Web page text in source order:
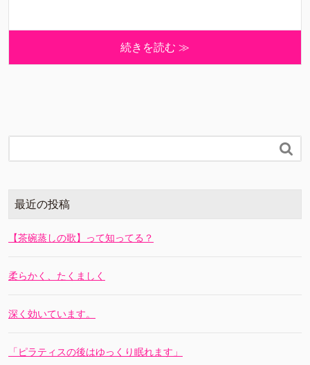
続きを読む ≫

最近の投稿
【茶碗蒸しの歌】って知ってる？
柔らかく、たくましく
深く効いています。
「ピラティスの後はゆっくり眠れます」